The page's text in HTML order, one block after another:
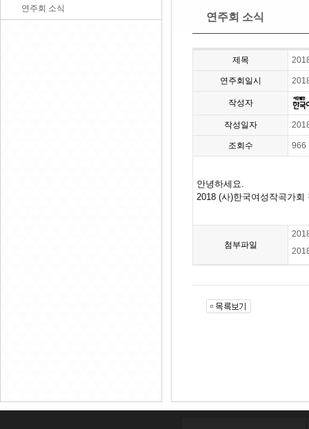
연주회 소식
연주회 소식
제목
연주회일시
작성자
작성일자
조회수 966
안녕하세요.
2018 (사)한국여성작곡가
첨부파일